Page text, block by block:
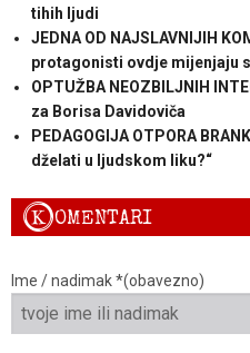
tihih ljudi
JEDNA OD NAJSLAVNIJIH
protagonisti ovdje mijenjaju
OPTUŽBA NEOZBILJNIH
za Borisa Davidoviča
PEDAGOGIJA OTPORA
dželati u ljudskom liku?“
KOMENTARI
Ime / nadimak *(obavezno)